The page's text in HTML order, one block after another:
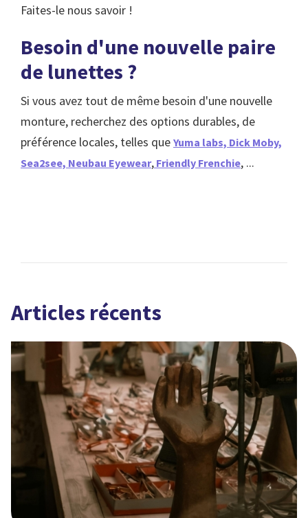
Faites-le nous savoir !
Besoin d'une nouvelle paire
de lunettes ?
Si vous avez tout de même besoin d'une nouvelle
monture, recherchez des options durables, de
préférence locales, telles que Yuma labs, Dick Moby,
Sea2see, Neubau Eyewear, Friendly Frenchie, ...
Articles récents